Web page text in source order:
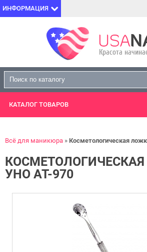
ИНФОРМАЦИЯ
КАТАЛОГ ТОВАРОВ
Всё для маникюра Косметологическая
УНО AT-970